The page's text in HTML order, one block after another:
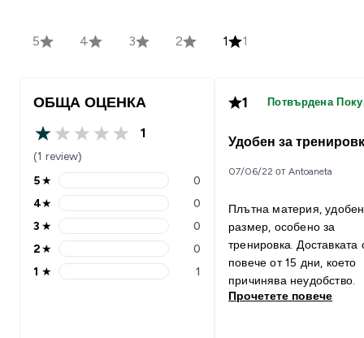
5 4 3 2 1 1
ОБЩА ОЦЕНКА
1 out of 5 stars
1
(1 review)
5 stars rating 0 reviews
5★ 0
4 stars rating 0 reviews
4★ 0
3 stars rating 0 reviews
3 ★ 0
2 stars rating 0 reviews
2★ 0
1 stars rating 1 reviews
1 ★ 1
1 Потвърдена
Удобен за
07/06/22 от Antoaneta
Плътна материя, удобен
размер, особено за
тренировка. Доставката
повече от 15 дни, което
причинява неудобство.
Прочетете повече